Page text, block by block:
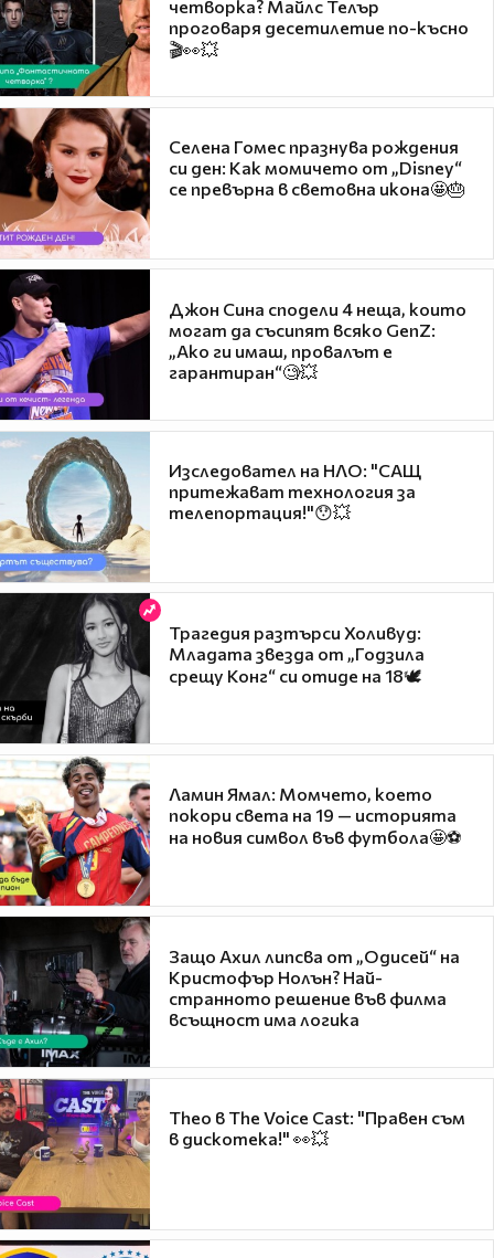
четворка? Майлс Телър
проговаря десетилетие по-късно
🎬👀💥
Селена Гомес празнува рождения
си ден: Как момичето от „Disney“
се превърна в световна икона🤩🎂
Джон Сина сподели 4 неща, които
могат да съсипят всяко GenZ:
„Ако ги имаш, провалът е
гарантиран“🧐💥
Изследовател на НЛО: "САЩ
притежават технология за
телепортация!"😯💥
Трагедия разтърси Холивуд:
Младата звезда от „Годзила
срещу Конг“ си отиде на 18🕊️
Ламин Ямал: Момчето, което
покори света на 19 — историята
на новия символ във футбола🤩⚽
Защо Ахил липсва от „Одисей“ на
Кристофър Нолън? Най-
странното решение във филма
всъщност има логика
Theo в The Voice Cast: "Правен съм
в дискотека!" 👀💥